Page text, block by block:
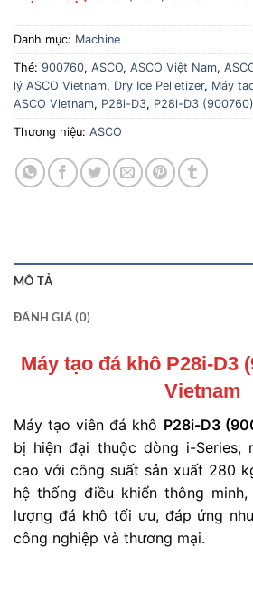
Danh mục: Machine
Thẻ: 900760, ASCO, ASCO Việt Nam,
lý ASCO Vietnam, Dry Ice Pelletizer, Máy
ASCO Vietnam, P28i-D3, P28i-D3 (900760)
Thương hiệu: ASCO
MÔ TẢ
ĐÁNH GIÁ (0)
Máy tạo đá khô P28i-D3
Vietnam
Máy tạo viên đá khô P28i-D3
bị hiện đại thuộc dòng i-Series,
cao với công suất sản xuất 280
hệ thống điều khiển thông
lượng đá khô tối ưu, đáp ứng
công nghiệp và thương mại.